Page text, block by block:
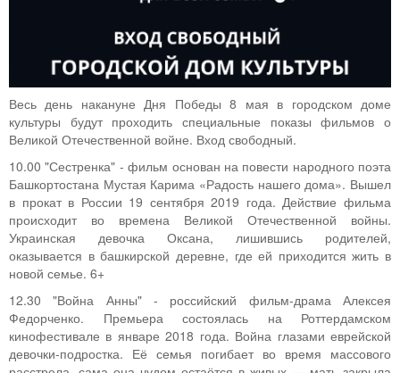
Весь день накануне Дня Победы 8 мая в городском доме
культуры будут проходить специальные показы фильмов о
Великой Отечественной войне. Вход свободный.
10.00 "Сестренка" - фильм основан на повести народного поэта
Башкортостана Мустая Карима «Радость нашего дома». Вышел
в прокат в России 19 сентября 2019 года. Действие фильма
происходит во времена Великой Отечественной войны.
Украинская девочка Оксана, лишившись родителей,
оказывается в башкирской деревне, где ей приходится жить в
новой семье. 6+
12.30 "Война Анны" - российский фильм-драма Алексея
Федорченко. Премьера состоялась на Роттердамском
кинофестивале в январе 2018 года. Война глазами еврейской
девочки-подростка. Её семья погибает во время массового